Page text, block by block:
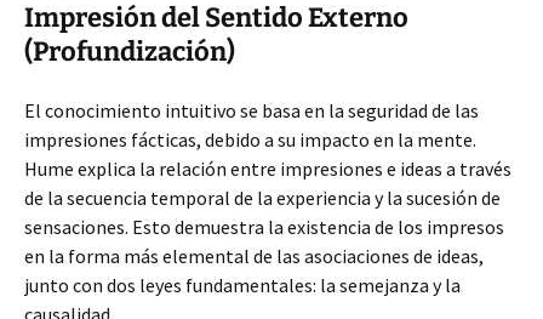
Impresión del Sentido Externo
(Profundización)
El conocimiento intuitivo se basa en la seguridad de las
impresiones fácticas, debido a su impacto en la mente.
Hume explica la relación entre impresiones e ideas a través
de la secuencia temporal de la experiencia y la sucesión de
sensaciones. Esto demuestra la existencia de los impresos
en la forma más elemental de las asociaciones de ideas,
junto con dos leyes fundamentales: la semejanza y la
causalidad.